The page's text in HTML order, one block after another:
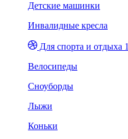
Детские машинки
Инвалидные кресла
Для спорта и отдыха 1
Велосипеды
Сноуборды
Лыжи
Коньки